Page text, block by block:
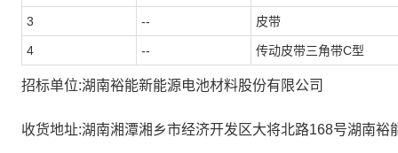
3 -- 皮带
4 -- 传动皮带三角带C型
招标单位:湖南裕能新能源电池材料股份有限公司
收货地址:湖南湘潭湘乡市经济开发区大将北路168号湖南